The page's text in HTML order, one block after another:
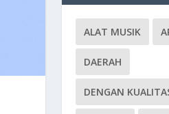
ALAT MUSIK
DAERAH
DENGAN